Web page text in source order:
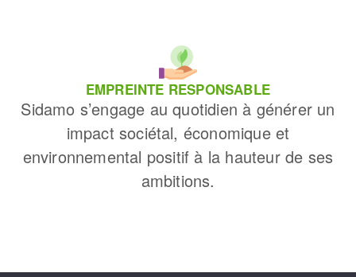
EMPREINTE RESPONSABLE
Sidamo s’engage au quotidien à générer un
impact sociétal, économique et
environnemental positif à la hauteur de ses
ambitions.